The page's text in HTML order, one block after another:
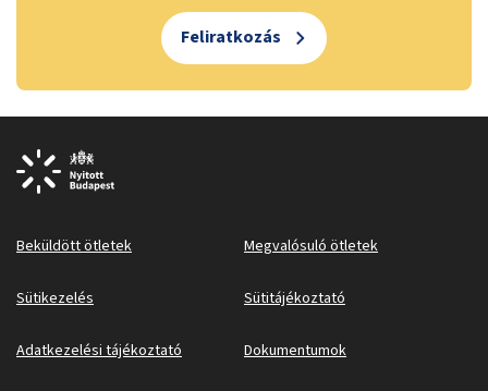
Feliratkozás
Beküldött ötletek Megvalósuló ötletek
Sütikezelés Sütitájékoztató
Adatkezelési tájékoztató Dokumentumok